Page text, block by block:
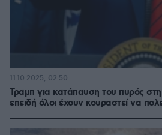
Τραμπ για κατάπαυση του πυρός
επειδή όλοι έχουν κουραστεί να
11.10.2025, 02:50